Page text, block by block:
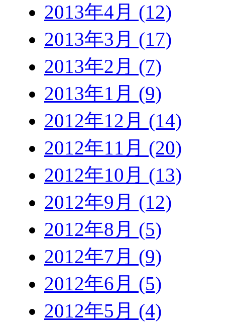
2013年4月 (12)
2013年3月 (17)
2013年2月 (7)
2013年1月 (9)
2012年12月 (14)
2012年11月 (20)
2012年10月 (13)
2012年9月 (12)
2012年8月 (5)
2012年7月 (9)
2012年6月 (5)
2012年5月 (4)